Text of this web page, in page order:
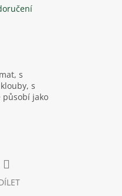
s
s
jako